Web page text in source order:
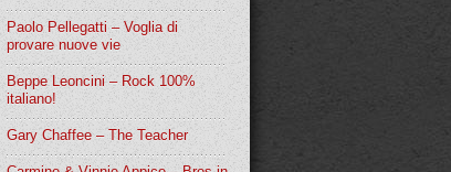
Paolo Pellegatti – Voglia di
provare nuove vie
Beppe Leoncini – Rock 100%
italiano!
Gary Chaffee – The Teacher